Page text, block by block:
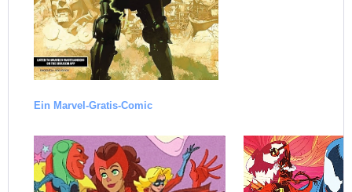
Ein Marvel-Gratis-Comic